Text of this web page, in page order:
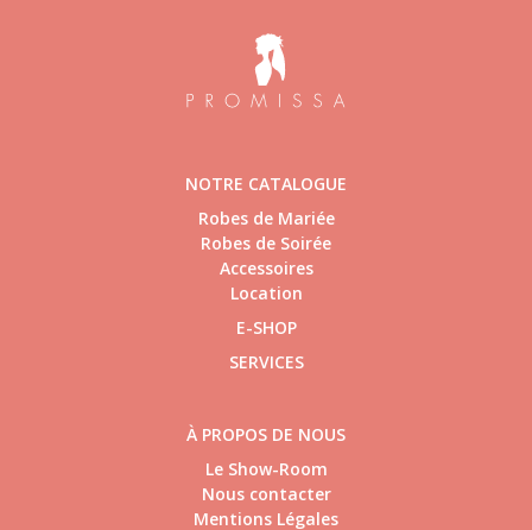
NOTRE CATALOGUE
Robes de Mariée
Robes de Soirée
Accessoires
Location
E-SHOP
SERVICES
À PROPOS DE NOUS
Le Show-Room
Nous contacter
Mentions Légales